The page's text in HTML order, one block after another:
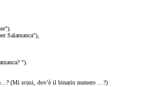
Salamanca"),
").
(Mi scusi, dov’è il binario numero …?)